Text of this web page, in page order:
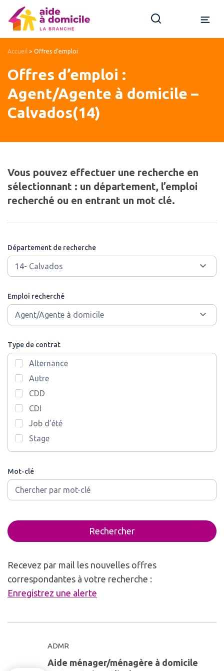
Accueil > Offres d’emploi
Offres d’emploi :
Agent/Agente à domicile –
Calvados(14)
Vous pouvez effectuer une recherche en
sélectionnant : un département, l’emploi
recherché ou en entrant un mot clé.
Département de recherche
Emploi recherché
Type de contrat
Alternance
Autre
CDD
CDI
Job d’été
Stage
Mot-clé
Rechercher
Recevez par mail les nouvelles offres
correspondantes à votre recherche :
Enregistrez une alerte
ADMR
Aide ménager/ménagère à domicile